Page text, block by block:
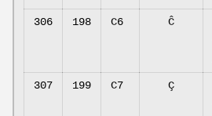
306 198 C6 Ĉ
307 199 C7 Ç